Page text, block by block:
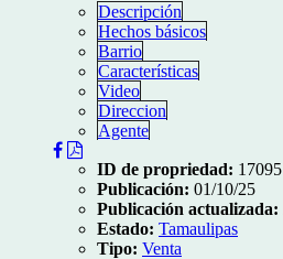
Descripción
Hechos básicos
Barrio
Características
Video
Direccion
Agente
ID de propriedad: 17095
Publicación: 01/10/25
Publicación actualizada:
Estado: Tamaulipas
Tipo: Venta